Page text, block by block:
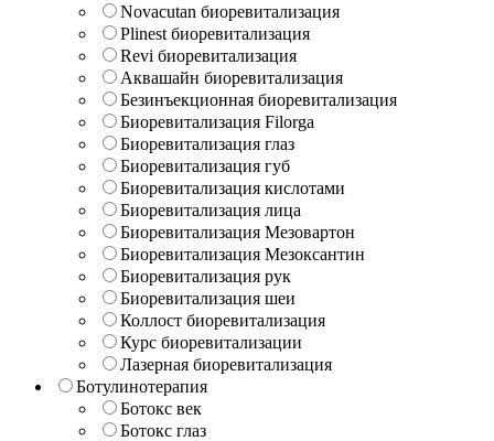
Novacutan биоревитализация
Plinest биоревитализация
Revi биоревитализация
Аквашайн биоревитализация
Безинъекционная биоревитализация
Биоревитализация Filorga
Биоревитализация глаз
Биоревитализация губ
Биоревитализация кислотами
Биоревитализация лица
Биоревитализация Мезовартон
Биоревитализация Мезоксантин
Биоревитализация рук
Биоревитализация шеи
Коллост биоревитализация
Курс биоревитализации
Лазерная биоревитализация
Ботулинотерапия
Ботокс век
Ботокс глаз